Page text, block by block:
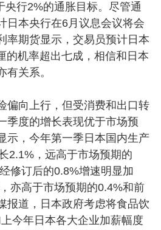
央行2%的通胀目标。尽管通
日本央行在6月议息会议将会
率期货显示，交易员预计日本
的机率超出七成，相信和日本
有关系。
向上行，但受消费和出口转
季度的增长表现优于市场预
示，今年第一季日本国内生产
2.1%，远高于市场预期的
修订后的0.8%增速明显加
亦高于市场预期的0.4%和前
报道，日本政府考虑将食品饮
今年日本各大企业加薪幅度